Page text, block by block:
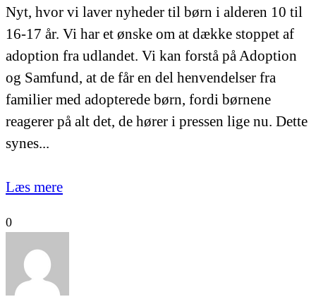
Nyt, hvor vi laver nyheder til børn i alderen 10 til
16-17 år. Vi har et ønske om at dække stoppet af
adoption fra udlandet. Vi kan forstå på Adoption
og Samfund, at de får en del henvendelser fra
familier med adopterede børn, fordi børnene
reagerer på alt det, de hører i pressen lige nu. Dette
synes...
Læs mere
0